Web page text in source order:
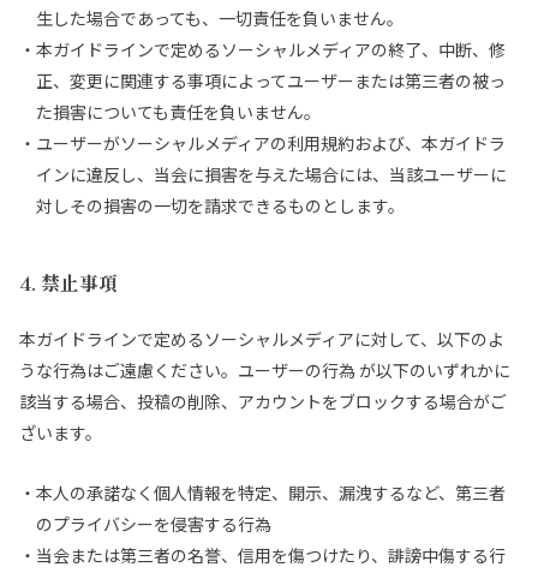
⽣した場合であっても、⼀切責任を負いません。
本ガイドラインで定めるソーシャルメディアの終了、中断、修
正、変更に関連する事項によってユーザーまたは第三者の被っ
た損害についても責任を負いません。
ユーザーがソーシャルメディアの利⽤規約および、本ガイドラ
インに違反し、当会に損害を与えた場合には、当該ユーザーに
対しその損害の⼀切を請求できるものとします。
4. 禁止事項
本ガイドラインで定めるソーシャルメディアに対して、以下のよ
うな⾏為はご遠慮ください。ユーザーの⾏為 が以下のいずれかに
該当する場合、投稿の削除、アカウントをブロックする場合がご
ざいます。
本⼈の承諾なく個⼈情報を特定、開⽰、漏洩するなど、第三者
のプライバシーを侵害する⾏為
当会または第三者の名誉、信⽤を傷つけたり、誹謗中傷する⾏